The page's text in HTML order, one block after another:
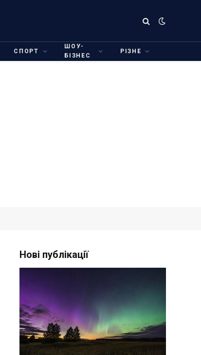
СПОРТ
ШОУ-
БІЗНЕС
РІЗНЕ
Нові публікації